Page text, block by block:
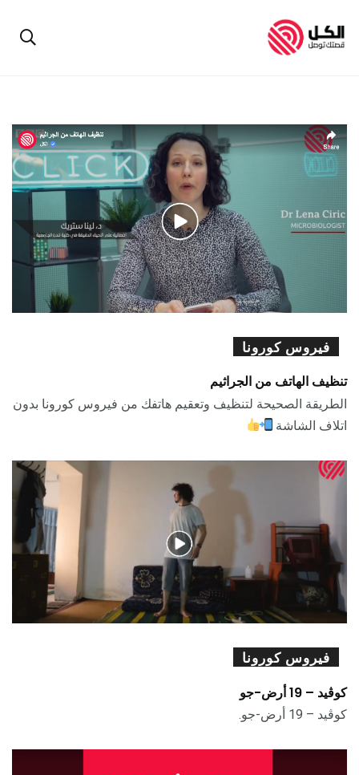
فيروس كورونا
تنظيف الهاتف من الجراثيم
الطريقة الصحيحة لتنظيف وتعقيم هاتفك من فيروس كورونا بدون
اتلاف الشاشة
فيروس كورونا
كوڤيد – 19 أرض-جو
كوڤيد – 19 أرض-جو.